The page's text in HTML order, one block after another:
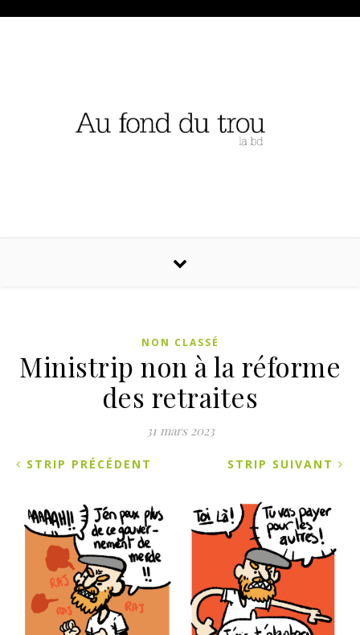
NON CLASSÉ
Ministrip non à la réforme
des retraites
31 mars 2023
STRIP SUIVANT
STRIP PRÉCÉDENT